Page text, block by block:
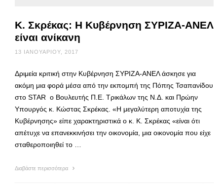
Κ. Σκρέκας: Η Κυβέρνηση ΣΥΡΙΖΑ-ΑΝΕΛ
είναι ανίκανη
13 ΙΑΝΟΥΑΡΊΟΥ, 2017
Δριμεία κριτική στην Κυβέρνηση ΣΥΡΙΖΑ-ΑΝΕΛ άσκησε για
ακόμη μια φορά μέσα από την εκπομπή της Πόπης Τσαπανίδου
στο STAR ο Βουλευτής Π.Ε. Τρικάλων της Ν.Δ. και Πρώην
Υπουργός κ. Κώστας Σκρέκας. «Η μεγαλύτερη αποτυχία της
Κυβέρνησης» είπε χαρακτηριστικά ο κ. Κ. Σκρέκας «είναι ότι
απέτυχε να επανεκκινήσει την οικονομία, μια οικονομία που είχε
σταθεροποιηθεί το …
Διαβάστε περισσότερα